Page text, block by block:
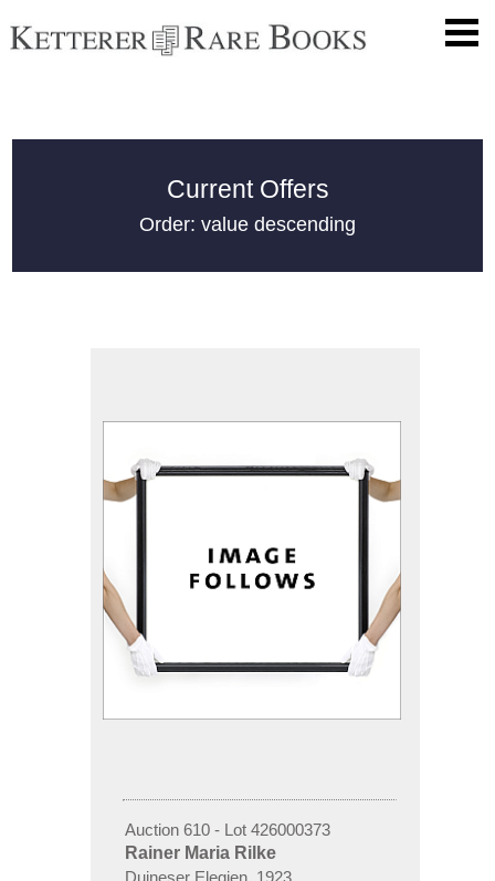
Current Offers
Order: value descending
Auction 610 - Lot 426000373
Rainer Maria Rilke